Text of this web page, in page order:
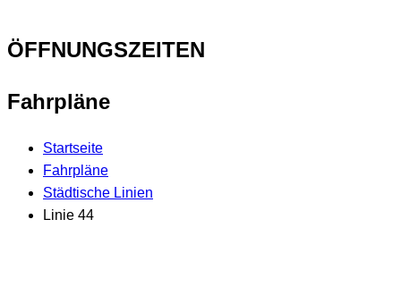
ÖFFNUNGSZEITEN
Fahrpläne
Startseite
Fahrpläne
Städtische Linien
Linie 44